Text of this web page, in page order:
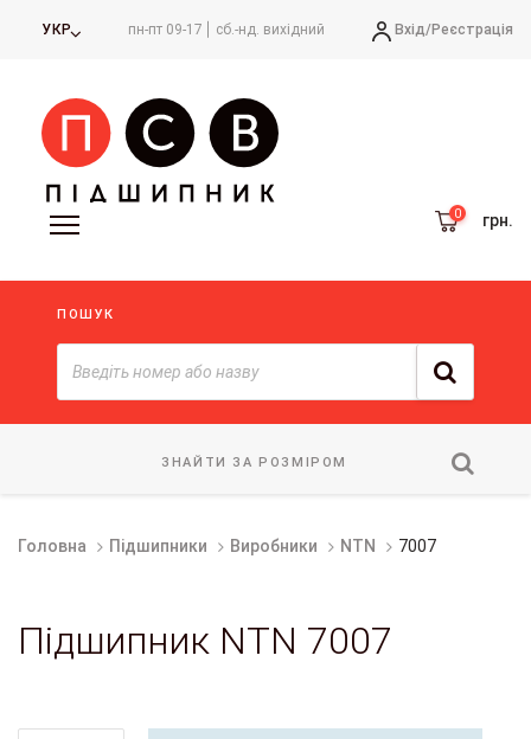
УКР пн-пт 09-17 сб.-нд. вихідний Вхід/Реєстрація
грн.
ПОШУК
ЗНАЙТИ ЗА РОЗМІРОМ
Головна Підшипники Виробники NTN 7007
Підшипник NTN 7007